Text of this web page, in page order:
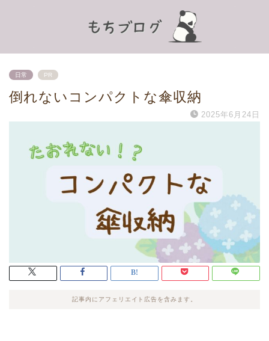
日常 PR
倒れないコンパクトな傘収納
2025年6月24日
記事内にアフェリエイト広告を含みます。